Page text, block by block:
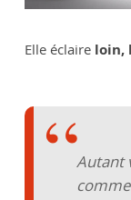
Elle éclaire loin,
Autant